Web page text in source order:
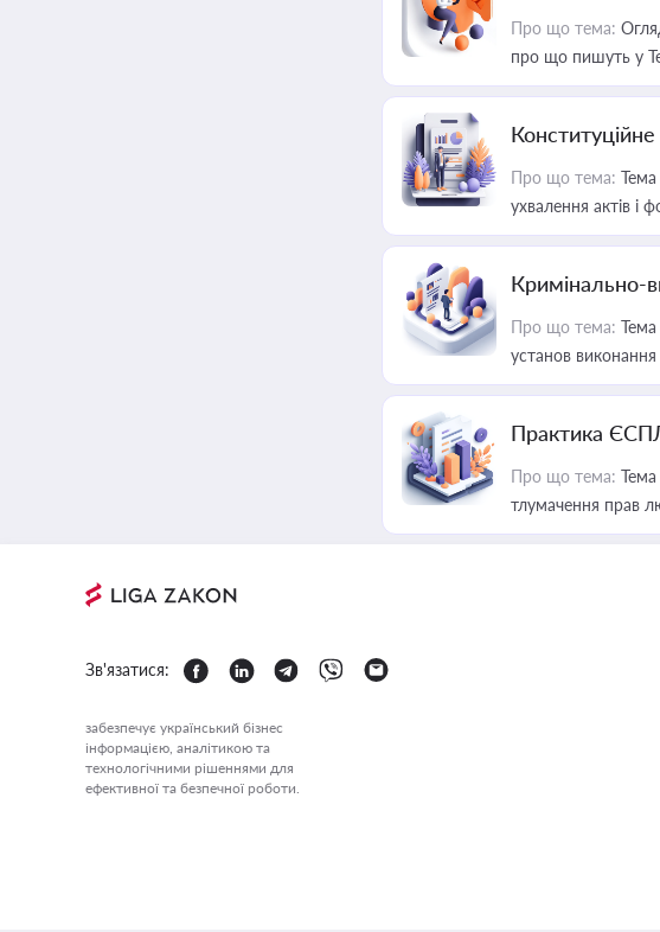
Про що тема:
про що пишуть у
Про що тема:
ухвалення актів і
Кримінально-
Про що тема: Тема
установ виконання
Практика
Про що тема: Тема
тлумачення прав
Зв'язатися:
забезпечує український бізнес
інформацією, аналітикою та
технологічними рішеннями для
ефективної та безпечної роботи.